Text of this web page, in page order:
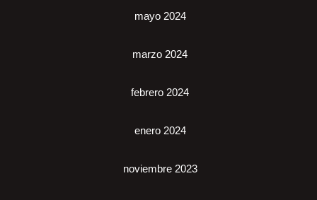
mayo 2024
marzo 2024
febrero 2024
enero 2024
noviembre 2023